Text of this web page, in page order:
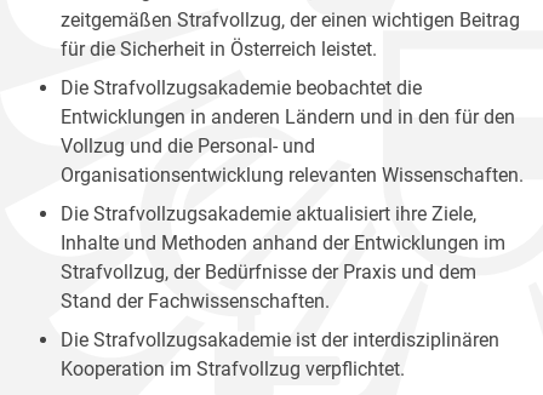
zeitgemäßen Strafvollzug, der einen wichtigen Beitrag
für die Sicherheit in Österreich leistet.
Die Strafvollzugsakademie beobachtet die
Entwicklungen in anderen Ländern und in den für den
Vollzug und die Personal- und
Organisationsentwicklung relevanten Wissenschaften.
Die Strafvollzugsakademie aktualisiert ihre Ziele,
Inhalte und Methoden anhand der Entwicklungen im
Strafvollzug, der Bedürfnisse der Praxis und dem
Stand der Fachwissenschaften.
Die Strafvollzugsakademie ist der interdisziplinären
Kooperation im Strafvollzug verpflichtet.